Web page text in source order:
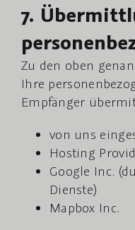
7.
Zu den oben
Ihre
Empfänger
von uns
Hosting
Google Inc.
Dienste)
Mapbox Inc.